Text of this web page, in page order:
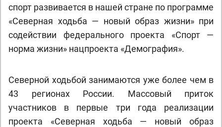
спорт развивается в нашей стране по программе
«Северная ходьба — новый образ жизни» при
содействии федерального проекта «Спорт —
норма жизни» нацпроекта «Демография».
Северной ходьбой занимаются уже более чем в
43 регионах России. Массовый приток
участников в первые три года реализации
проекта «Северная ходьба — новый образ